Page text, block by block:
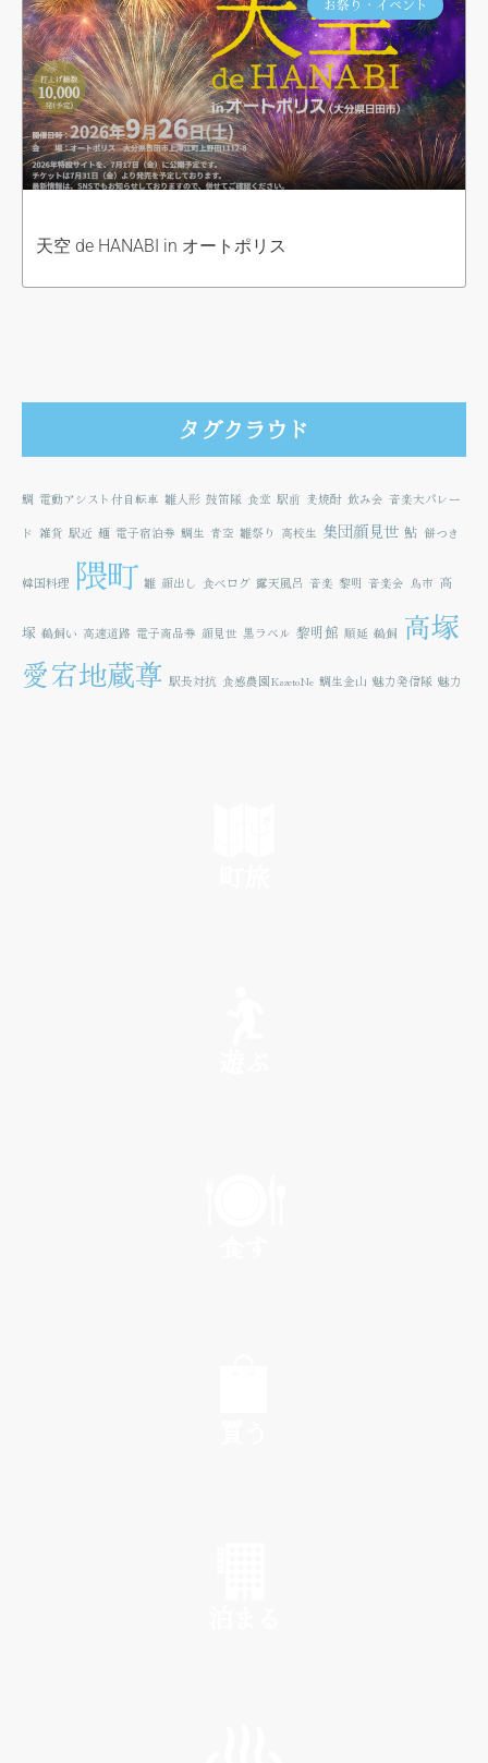
お祭り・イベント
天空 de HANABI in オートポリス
タグクラウド
鯛 電動アシスト付自転車 雛人形 鼓笛隊 食堂 駅前 麦焼酎 飲み会 音楽大パレー
ド 雑貨 駅近 麺 電子宿泊券 鯛生 青空 雛祭り 高校生 集団顔見世 鮎 餅つき
韓国料理 隈町 雛 顔出し 食べログ 露天風呂 音楽 黎明 音楽会 鳥市 高
塚 鵜飼い 高速道路 電子商品券 顔見世 黒ラベル 黎明館 順延 鵜飼 高塚
愛宕地蔵尊 駅長対抗 食感農園KazetoNe 鯛生金山 魅力発信隊 魅力